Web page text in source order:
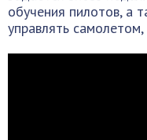
обучения пилотов, а
управлять